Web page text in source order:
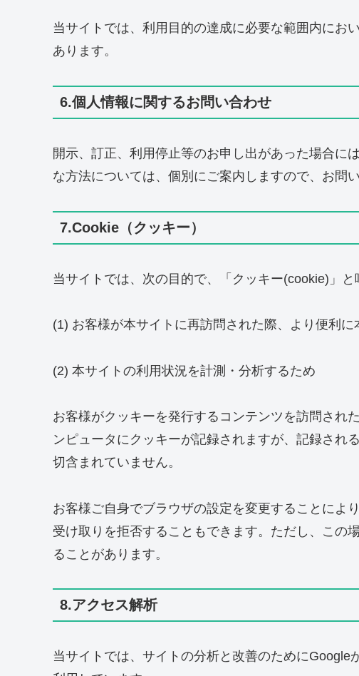
当サイトでは、利用目的の達成に必要な範囲内にお
あります。
6.個人情報に関するお問い合わせ
開示、訂正、利用停止等のお申し出があった場合に
な方法については、個別にご案内しますので、お問
7.Cookie（クッキー）
当サイトでは、次の目的で、「クッキー(cookie)」
(1) お客様が本サイトに再訪問された際、より便利
(2) 本サイトの利用状況を計測・分析するため
お客様がクッキーを発行するコンテンツを訪問され
ンピュータにクッキーが記録されますが、記録され
切含まれていません。
お客様ご自身でブラウザの設定を変更することによ
受け取りを拒否することもできます。ただし、この
ることがあります。
8.アクセス解析
当サイトでは、サイトの分析と改善のためにGoogle